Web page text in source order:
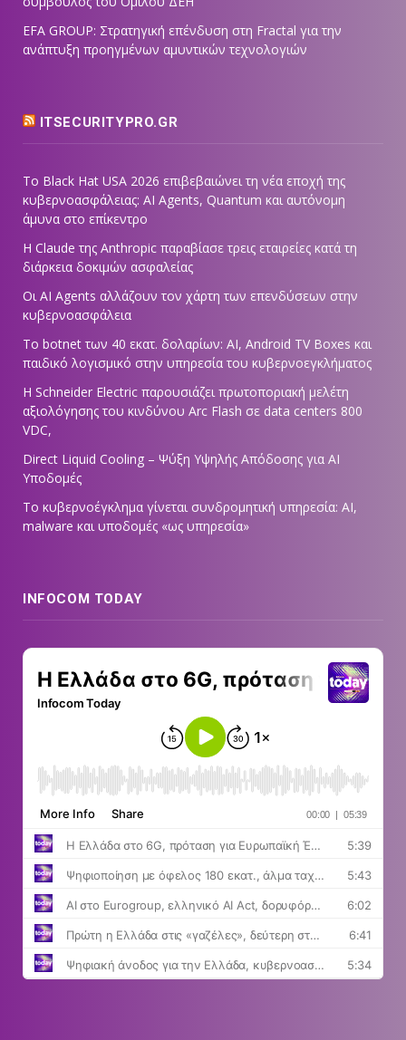
EFA GROUP: Στρατηγική επένδυση στη Fractal για την
ανάπτυξη προηγμένων αμυντικών τεχνολογιών
ITSECURITYPRO.GR
Το Black Hat USA 2026 επιβεβαιώνει τη νέα εποχή της
κυβερνοασφάλειας: AI Agents, Quantum και αυτόνομη
άμυνα στο επίκεντρο
Η Claude της Anthropic παραβίασε τρεις εταιρείες κατά τη
διάρκεια δοκιμών ασφαλείας
Οι AI Agents αλλάζουν τον χάρτη των επενδύσεων στην
κυβερνοασφάλεια
Το botnet των 40 εκατ. δολαρίων: AI, Android TV Boxes και
παιδικό λογισμικό στην υπηρεσία του κυβερνοεγκλήματος
Η Schneider Electric παρουσιάζει πρωτοποριακή μελέτη
αξιολόγησης του κινδύνου Arc Flash σε data centers 800
VDC,
Direct Liquid Cooling – Ψύξη Υψηλής Απόδοσης για AI
Υποδομές
Το κυβερνοέγκλημα γίνεται συνδρομητική υπηρεσία: AI,
malware και υποδομές «ως υπηρεσία»
INFOCOM TODAY